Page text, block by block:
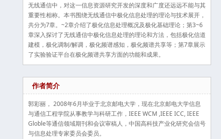
无线通信中，对这一信息资源研究开发的深度和广度还远远不能与其
重要性相称。本书围绕无线通信中极化信息处理的理论与技术展开，
共分为7章。~2章介绍了极化信息处理概况及极化基础理论；第3~6
章深入探讨了无线通信中极化信息处理的理论和方法，包括极化信道
建模，极化调制/解调，极化频谱感知，极化频谱共享等；第7章展示
了实验验证平台在极化频谱共享方面的功能和成果。
作者简介
郭彩丽， 2008年6月毕业于北京邮电大学，现在北京邮电大学信息
与通信工程学院从事教学与科研工作，IEEE WCM ,IEEE ICC, IEEE
Globle等通信领域期刊和会议审稿人，中国高科技产业化研究会信号
与信息处理专家委员会委员。